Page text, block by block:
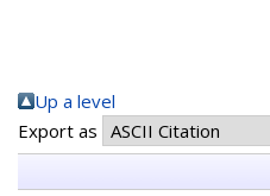
Up a level
Export as